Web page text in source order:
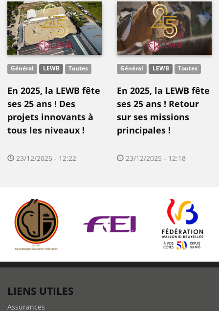
Général LEWB Toutes
En 2025, la LEWB fête
ses 25 ans ! Des
projets innovants à
tous les niveaux !
23/12/2025 - 12:22
Général LEWB Toutes
En 2025, la LEWB fête
ses 25 ans ! Retour
sur ses missions
principales !
23/12/2025 - 12:18
LIENS UTILES
Assurances